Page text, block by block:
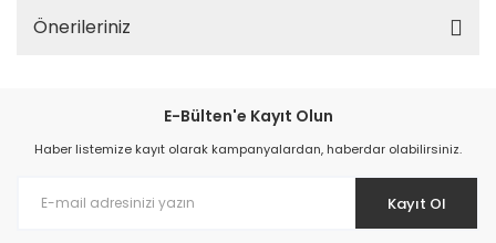
Önerileriniz
E-Bülten'e Kayıt Olun
Haber listemize kayıt olarak kampanyalardan, haberdar olabilirsiniz.
Kayıt Ol